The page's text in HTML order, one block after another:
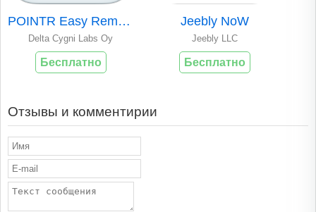
POINTR Easy Remote..
Delta Cygni Labs Oy
Бесплатно
Jeebly NoW
Jeebly LLC
Бесплатно
Отзывы и комментирии